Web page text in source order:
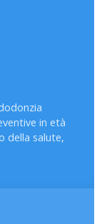
in età
della salute,